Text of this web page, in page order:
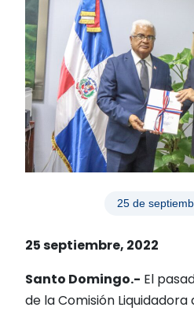
25 de
25 septiembre, 2022
Santo Domingo.- El
de la Comisión